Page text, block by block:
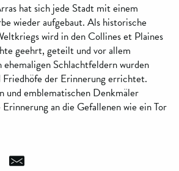
hat sich jede Stadt mit einem
wieder aufgebaut. Als historische
wird in den Collines et Plaines
geehrt, geteilt und vor allem
Schlachtfeldern wurden
Friedhöfe der Erinnerung errichtet.
und emblematischen Denkmäler
an die Gefallenen wie ein Tor